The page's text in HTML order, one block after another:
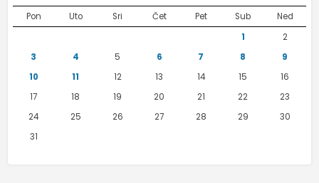
Pon Uto Sri Čet Pet Sub
Ned
1
2
3
4 5 6 7 8
9
10
11 12 13 14 15
16
17
18 19 20 21 22
23
24
25 26 27 28 29
30
31